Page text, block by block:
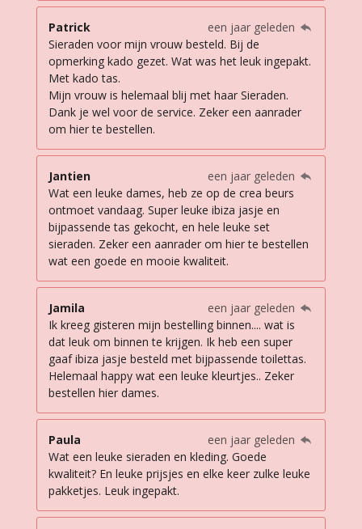
Patrick
een jaar geleden
Sieraden voor mijn vrouw besteld. Bij de
opmerking kado gezet. Wat was het leuk ingepakt.
Met kado tas.
Mijn vrouw is helemaal blij met haar Sieraden.
Dank je wel voor de service. Zeker een aanrader
om hier te bestellen.
Jantien
een jaar geleden
Wat een leuke dames, heb ze op de crea beurs
ontmoet vandaag. Super leuke ibiza jasje en
bijpassende tas gekocht, en hele leuke set
sieraden. Zeker een aanrader om hier te bestellen
wat een goede en mooie kwaliteit.
Jamila
een jaar geleden
Ik kreeg gisteren mijn bestelling binnen.... wat is
dat leuk om binnen te krijgen. Ik heb een super
gaaf ibiza jasje besteld met bijpassende toilettas.
Helemaal happy wat een leuke kleurtjes.. Zeker
bestellen hier dames.
Paula
een jaar geleden
Wat een leuke sieraden en kleding. Goede
kwaliteit? En leuke prijsjes en elke keer zulke leuke
pakketjes. Leuk ingepakt.